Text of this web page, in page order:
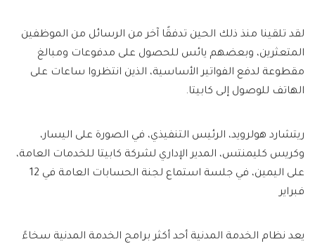
لقد تلقينا منذ ذلك الحين تدفقًا آخر من الرسائل من الموظفين
المتعثرين، وبعضهم يائس للحصول على مدفوعات ومبالغ
مقطوعة لدفع الفواتير الأساسية، الذين انتظروا ساعات على
الهاتف للوصول إلى كابيتا.
ريتشارد هولرويد، الرئيس التنفيذي، في الصورة على اليسار،
وكريس كليمنتس، المدير الإداري لشركة كابيتا للخدمات العامة،
على اليمين، في جلسة استماع لجنة الحسابات العامة في 12
فبراير
يعد نظام الخدمة المدنية أحد أكثر برامج الخدمة المدنية سخاءً